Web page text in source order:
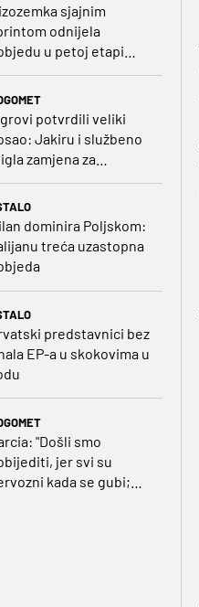
sjajnim
odnijela
u petoj etapi
potvrdili veliki
Jakiru i službeno
zamjena za
dominira Poljskom:
treća uzastopna
predstavnici bez
EP-a u skokovima u
"Došli smo
jer svi su
kada se gubi;